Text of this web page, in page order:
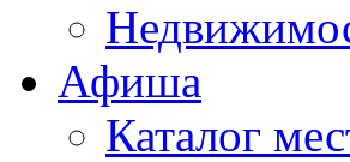
Афиша
Каталог